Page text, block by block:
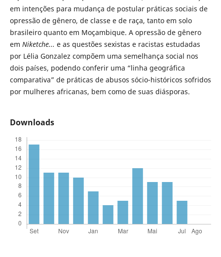
em intenções para mudança de postular práticas sociais de
opressão de gênero, de classe e de raça, tanto em solo
brasileiro quanto em Moçambique. A opressão de gênero
em Niketche... e as questões sexistas e racistas estudadas
por Lélia Gonzalez compõem uma semelhança social nos
dois países, podendo conferir uma “linha geográfica
comparativa” de práticas de abusos sócio-históricos sofridos
por mulheres africanas, bem como de suas diásporas.
Downloads